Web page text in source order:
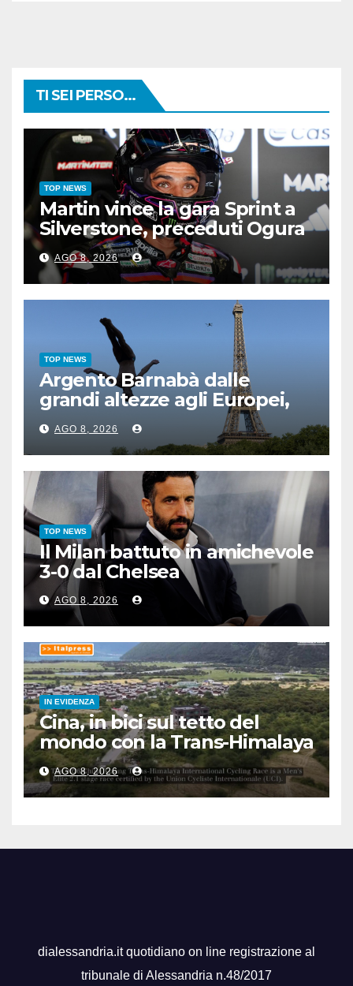
TI SEI PERSO...
TOP NEWS
Martin vince la gara Sprint a
Silverstone, preceduti Ogura
e Bezzecchi
AGO 8, 2026
TOP NEWS
Argento Barnabà dalle
grandi altezze agli Europei,
bis azzurro dopo Cosetti
AGO 8, 2026
TOP NEWS
Il Milan battuto in amichevole
3-0 dal Chelsea
AGO 8, 2026
IN EVIDENZA
Cina, in bici sul tetto del
mondo con la Trans-Himalaya
Race
AGO 8, 2026
dialessandria.it quotidiano on line registrazione al
tribunale di Alessandria n.48/2017